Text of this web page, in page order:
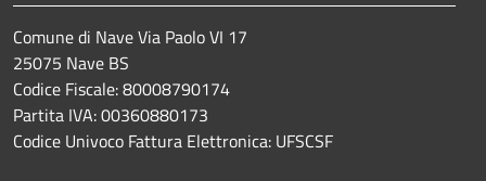
Comune di Nave Via Paolo VI 17
25075 Nave BS
Codice Fiscale: 80008790174
Partita IVA: 00360880173
Codice Univoco Fattura Elettronica: UFSCSF